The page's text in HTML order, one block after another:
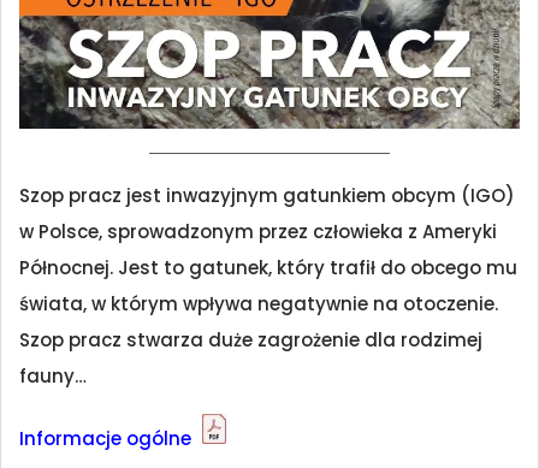
Szop pracz jest inwazyjnym gatunkiem obcym (IGO)
w Polsce, sprowadzonym przez człowieka z Ameryki
Północnej. Jest to gatunek, który trafił do obcego mu
świata, w którym wpływa negatywnie na otoczenie.
Szop pracz stwarza duże zagrożenie dla rodzimej
fauny…
Informacje ogólne